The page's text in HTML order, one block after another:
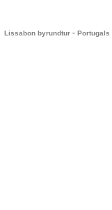
Lissabon byrundtur - Portugals